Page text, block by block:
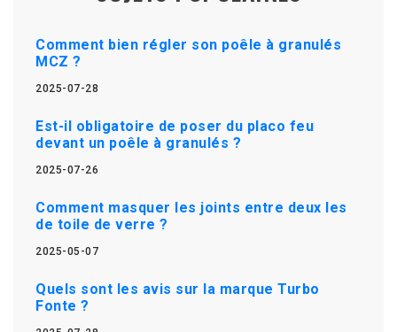
Comment bien régler son poêle à granulés
MCZ ?
2025-07-28
Est-il obligatoire de poser du placo feu
devant un poêle à granulés ?
2025-07-26
Comment masquer les joints entre deux les
de toile de verre ?
2025-05-07
Quels sont les avis sur la marque Turbo
Fonte ?